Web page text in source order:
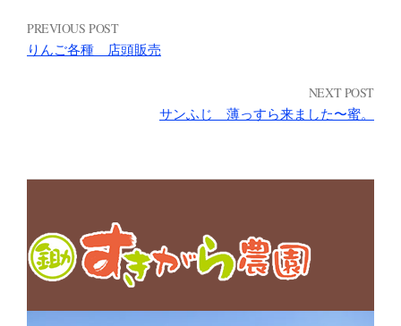
PREVIOUS POST
りんご各種 店頭販売
NEXT POST
サンふじ 薄っすら来ました〜蜜。